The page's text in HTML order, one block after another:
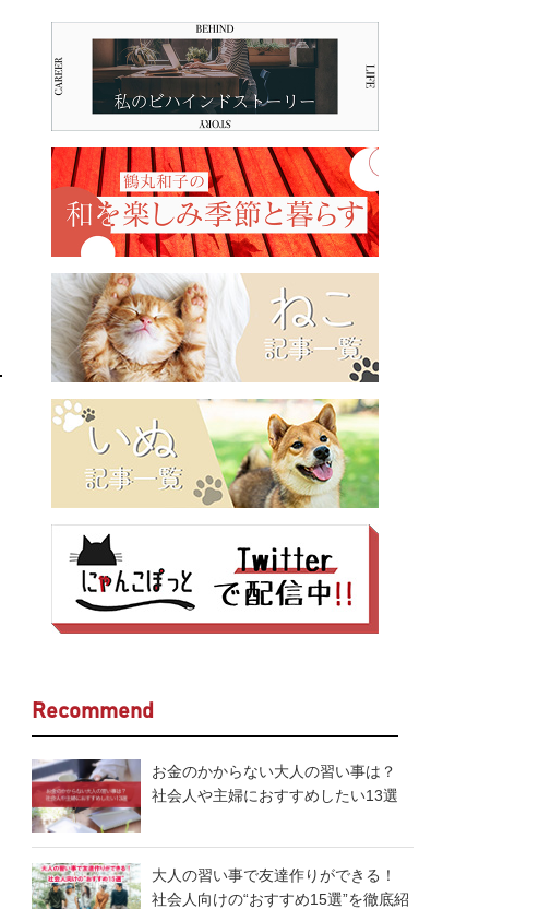
Recommend
お金のかからない大人の習い事は？
社会人や主婦におすすめしたい13選
大人の習い事で友達作りができる！
社会人向けの“おすすめ15選”を徹底紹